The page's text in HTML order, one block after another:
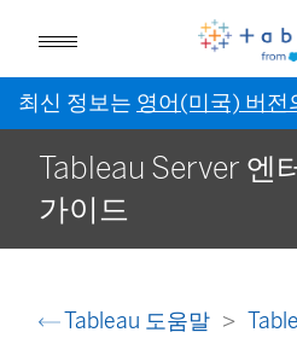
최신 정보는 영어(미국) 버전
Tableau Server 엔
가이드
Tableau 도움말